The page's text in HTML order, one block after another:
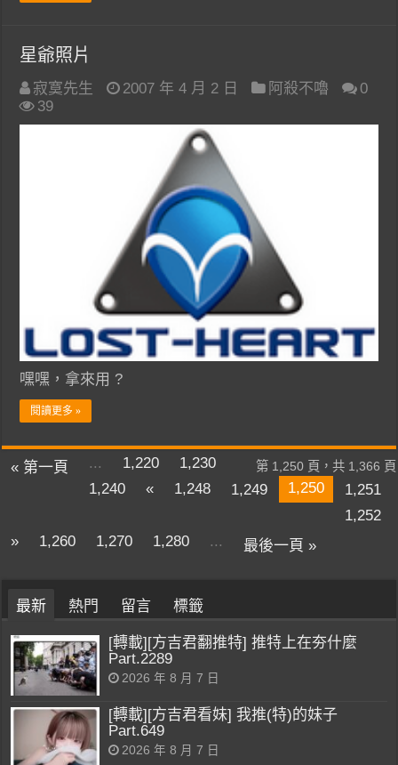
星爺照片
寂寞先生 2007 年 4 月 2 日 阿殺不嚕
0
39
嘿嘿，拿來用 ?
閱讀更多 »
第 1,250 頁，共 1,366 頁
« 第一頁 ... 1,220
1,230
1,240
« 1,248 1,249 1,250
1,251
1,252
»
1,260 1,270 1,280 ... 最後一頁 »
最新 熱門 留言 標籤
[轉載][方吉君翻推特] 推特上在夯什麼
Part.2289
2026 年 8 月 7 日
[轉載][方吉君看妹] 我推(特)的妹子
Part.649
2026 年 8 月 7 日